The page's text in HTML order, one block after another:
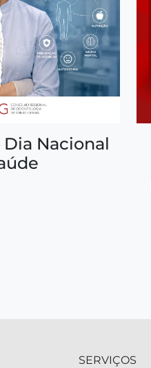
Nacional
SERVIÇOS